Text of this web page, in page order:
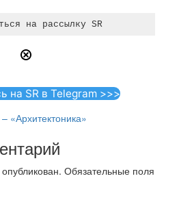
на SR в Telegram >>>
«Архитектоника»
Обязательные поля